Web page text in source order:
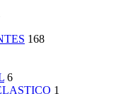
168
6
1